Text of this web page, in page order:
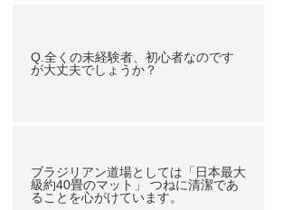
Q.全くの未経験者、初心者なのです
が大丈夫でしょうか？
ブラジリアン道場としては「日本最大
級約40畳のマット」 つねに清潔であ
ることを心がけています。